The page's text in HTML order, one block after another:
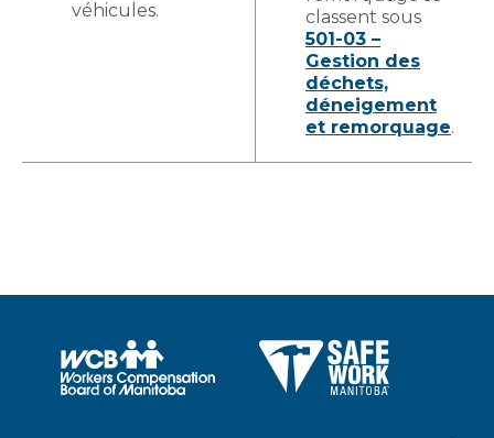
véhicules.
classent sous
501-03 –
Gestion des
déchets,
déneigement
et remorquage.